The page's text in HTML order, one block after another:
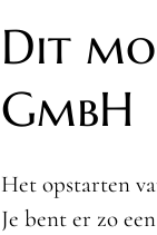
Dit
GmbH
Het opstarten
Je bent er zo